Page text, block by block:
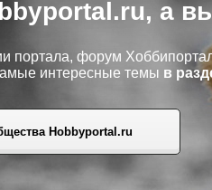
а
портала, форум
интересные темы в
Hobbyportal.ru